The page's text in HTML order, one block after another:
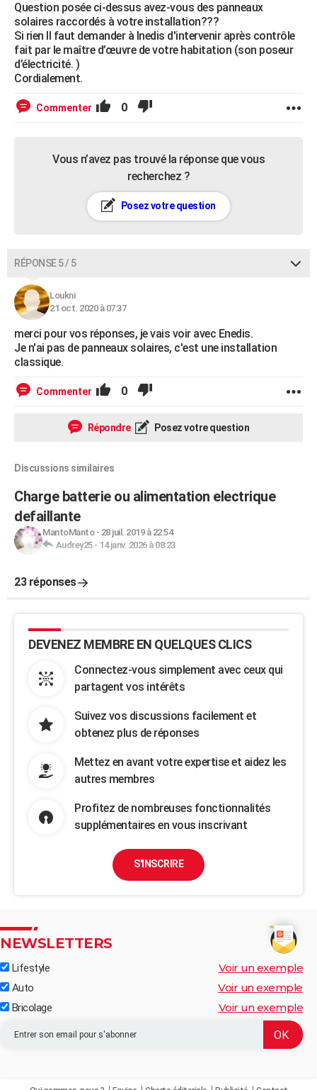
Question posée ci-dessus avez-vous des panneaux
solaires raccordés à votre installation???
Si rien Il faut demander à Inedis d'intervenir après contrôle
fait par le maître d’œuvre de votre habitation (son poseur
d’électricité. )
Cordialement.
Commenter 0
Vous n’avez pas trouvé la réponse que vous
recherchez ?
Posez votre question
RÉPONSE 5 / 5
Loukni
21 oct. 2020 à 07:37
merci pour vos réponses, je vais voir avec Enedis.
Je n'ai pas de panneaux solaires, c'est une installation
classique.
Commenter 0
Répondre Posez votre question
Discussions similaires
Charge batterie ou alimentation electrique
defaillante
MantoManto- 28 juil. 2019 à 22:54
Audrey25- 14 janv. 2026 à 08:23
23 réponses
DEVENEZ MEMBRE EN QUELQUES CLICS
Connectez-vous simplement avec ceux qui
partagent vos intérêts
Suivez vos discussions facilement et
obtenez plus de réponses
Mettez en avant votre expertise et aidez les
autres membres
Profitez de nombreuses fonctionnalités
supplémentaires en vous inscrivant
S'INSCRIRE
NEWSLETTERS
Lifestyle Voir un exemple
Auto Voir un exemple
Bricolage Voir un exemple